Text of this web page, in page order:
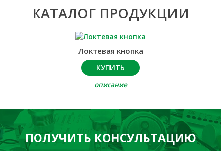
КАТАЛОГ ПРОДУКЦИИ
Локтевая кнопка
КУПИТЬ
описание
ПОЛУЧИТЬ КОНСУЛЬТАЦИЮ